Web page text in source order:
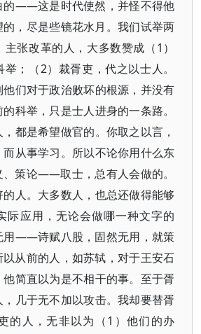
的——这是时代使然，并怪不得他
，尽是些镜花水月。我们试举两
张改革的人，大多数赞成（1）
；（2）裁胥吏，代之以士人。
们对于政治败坏的根源，并没有
科举，只是士人进身的一条路。
都是希望做官的。你取之以言，
从事学习。所以不论你用什么东
策论——取士，总有人会做的。
人。大多数人，也总还做得能够
际应用，无论会做哪一种文字的
用——诗赋八股，固然无用，就策
从前的人，如苏轼，对于王安石
简直以为是不相干的事。至于胥
几于无不加以攻击。我却要替胥
的人，无非以为（1）他们的办